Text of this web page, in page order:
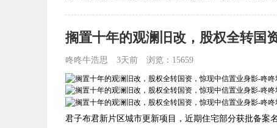
搁置十年的观澜旧改，股权全转国
咚咚牛浩思 3天前 浏览：15659
君子布君新片区城市更新项目，近期住宅部分获批备案